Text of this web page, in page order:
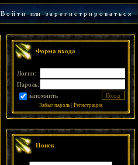
В о й т иилиз а р е г и с т р и р о в а т ь с я
Форма входа
Логин:
Пароль:
запомнить
Забыл пароль Регистрация
Поиск